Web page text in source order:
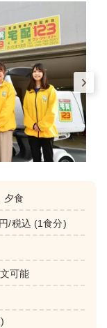
夕食
/税込 (1食分)
可能